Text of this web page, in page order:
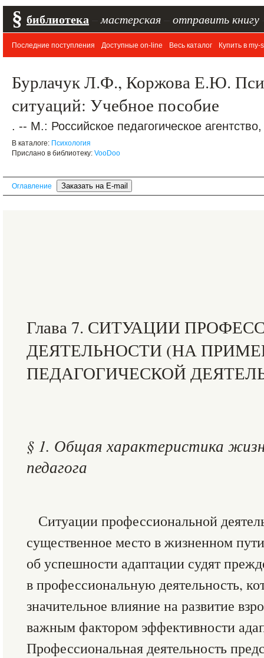
§ библиотека мастерская отправить книгу
Последние поступления Доступные on-line Весь каталог Купить в my-
Бурлачук Л.Ф., Коржова Е.Ю.
ситуаций: Учебное пособие
. -- М.: Российское педагогическое
В каталоге: Психология
Прислано в библиотеку: VooDoo
Оглавление
Глава 7. СИТУАЦИИ
ДЕЯТЕЛЬНОСТИ (НА
ПЕДАГОГИЧЕСКОЙ
§ 1. Общая характеристика
педагога
Ситуации профессиональной
существенное место в жизненном
об успешности адаптации судят
в профессиональную деятельность,
значительное влияние на развитие
важным фактором эффективности
Профессиональная деятельность